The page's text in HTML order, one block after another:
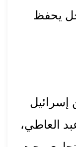
يحفظ
إسرائيل
العاطي،